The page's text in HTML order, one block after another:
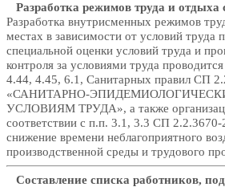
Разработка режимов труда и отдыха
Разработка внутрисменных режимов
местах в зависимости от условий труда
специальной оценки условий труда и
контроля за условиями труда
4.44, 4.45, 6.1, Санитарных правил СП
«САНИТАРНО-
УСЛОВИЯМ ТРУДА», а также
соответствии с п.п. 3.1, 3.3 СП
снижение времени неблагоприятного
производственной среды и трудового
Составление списка работников,